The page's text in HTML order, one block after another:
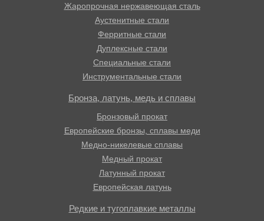
Жаропрочная нержавеющая сталь
Аустенитные стали
Ферритные стали
Дуплексные стали
Специальные стали
Инструментальные стали
Бронза, латунь, медь и сплавы
Бронзовый прокат
Европейские бронзы, сплавы меди
Медно-никелевые сплавы
Медный прокат
Латунный прокат
Европейская латунь
Редкие и тугоплавкие металлы